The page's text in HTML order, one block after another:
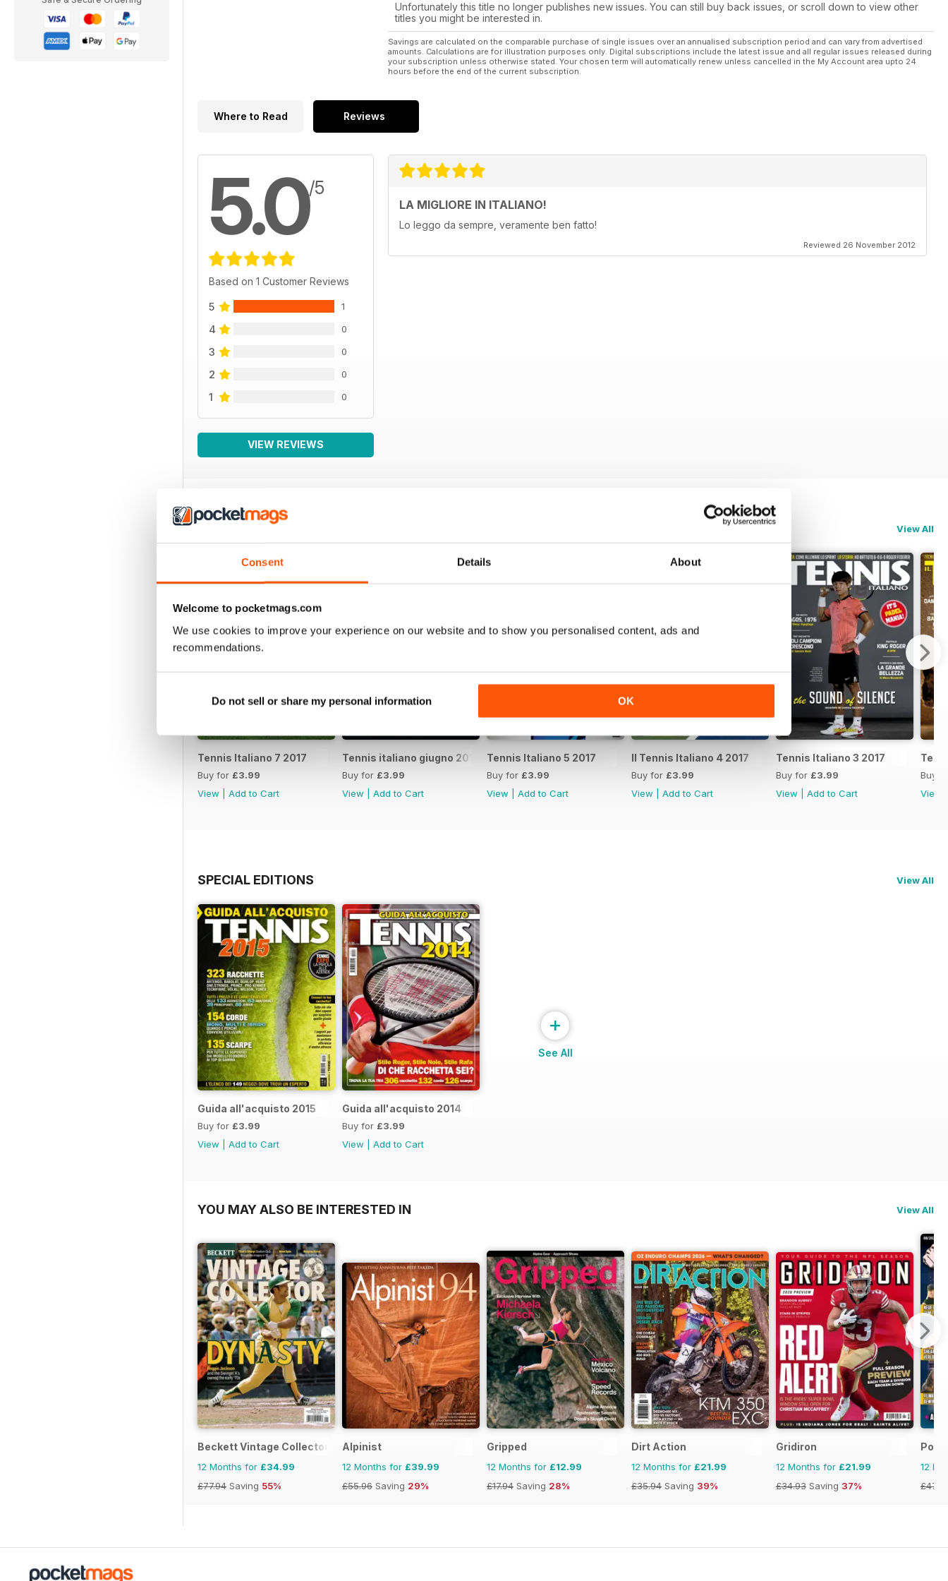
Consent Details About
Welcome to pocketmags.com
We use cookies to improve your experience on our website and to show you personalised content, ads and
recommendations.
Do not sell or share my personal information OK
Unfortunately this title no longer publishes new issues. You can still buy back issues, or scroll down to view other
titles you might be interested in.
Savings are calculated on the comparable purchase of single issues over an annualised subscription period and can vary from advertised
amounts. Calculations are for illustration purposes only. Digital subscriptions include the latest issue and all regular issues released during
your subscription unless otherwise stated. Your chosen term will automatically renew unless cancelled in the My Account area upto 24
hours before the end of the current subscription.
Where to Read Reviews
5.0/5
Based on 1 Customer Reviews
5 1
4 0
3 0
2 0
1 0
VIEW REVIEWS
LA MIGLIORE IN ITALIANO!
Lo leggo da sempre, veramente ben fatto!
Reviewed 26 November 2012
BACK ISSUES View All
Tennis Italiano 7 2017
Buy for £3.99
View
Add to Cart
Tennis italiano giugno 2017
Buy for £3.99
View
Add to Cart
Tennis Italiano 5 2017
Buy for £3.99
View
Add to Cart
Il Tennis Italiano 4 2017
Buy for £3.99
View
Add to Cart
Tennis Italiano 3 2017
Buy for £3.99
View
Add to Cart
Buy
View
SPECIAL EDITIONS View All
Guida all'acquisto 2015
Buy for £3.99
View
Add to Cart
Guida all'acquisto 2014
Buy for £3.99
View
Add to Cart
+
See All
YOU MAY ALSO BE INTERESTED IN View All
Beckett Vintage Collector Magazine
12 Months for £34.99
£77.94 Saving 55%
Alpinist
12 Months for £39.99
£55.96 Saving 29%
Gripped
12 Months for £12.99
£17.94 Saving 28%
Dirt Action
12 Months for £21.99
£35.94 Saving 39%
Gridiron
12 Months for £21.99
£34.93 Saving 37%
12